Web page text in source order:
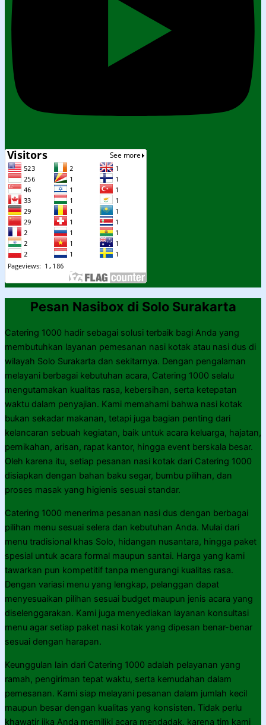
Pesan Nasibox di Solo Surakarta
Catering 1000 hadir sebagai solusi terbaik bagi Anda yang
membutuhkan layanan pemesanan nasi kotak atau nasi dus di
wilayah Solo Surakarta dan sekitarnya. Dengan pengalaman
melayani berbagai kebutuhan acara, Catering 1000 selalu
mengutamakan kualitas rasa, kebersihan, serta ketepatan
waktu dalam penyajian. Kami memahami bahwa nasi kotak
bukan sekadar makanan, tetapi juga bagian penting dari
kelancaran sebuah kegiatan, baik untuk acara keluarga, hajatan,
pernikahan, arisan, rapat kantor, hingga event berskala besar.
Oleh karena itu, setiap pesanan nasi kotak dari Catering 1000
disiapkan dengan bahan baku segar, bumbu pilihan, dan
proses masak yang higienis sesuai standar.
Catering 1000 menerima pesanan nasi dus dengan berbagai
pilihan menu sesuai selera dan kebutuhan Anda. Mulai dari
menu tradisional khas Solo, hidangan nusantara, hingga paket
spesial untuk acara formal maupun santai. Harga yang kami
tawarkan pun kompetitif tanpa mengurangi kualitas rasa.
Dengan variasi menu yang lengkap, pelanggan dapat
menyesuaikan pilihan sesuai budget maupun jenis acara yang
diselenggarakan. Kami juga menyediakan layanan konsultasi
menu agar setiap paket nasi kotak yang dipesan benar-benar
sesuai dengan harapan.
Keunggulan lain dari Catering 1000 adalah pelayanan yang
ramah, pengiriman tepat waktu, serta kemudahan dalam
pemesanan. Kami siap melayani pesanan dalam jumlah kecil
maupun besar dengan kualitas yang konsisten. Tidak perlu
khawatir jika Anda memiliki acara mendadak, karena tim kami